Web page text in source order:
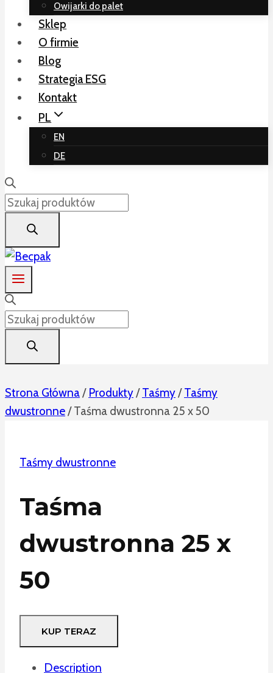
Owijarki do palet
Sklep
O firmie
Blog
Strategia ESG
Kontakt
PL
EN
DE
Wyszukiwarka
produktów
Wyszukiwarka
produktów
Strona Główna/ Produkty/ Taśmy/ Taśmy
dwustronne/ Taśma dwustronna 25 x 50
Taśmy dwustronne
Taśma
dwustronna 25 x
50
KUP TERAZ
Description